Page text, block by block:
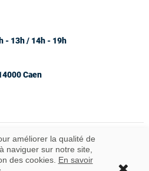
- 13h / 14h - 19h
Caen
améliorer la qualité de
naviguer sur notre site,
des cookies. En savoir
Données personnelles